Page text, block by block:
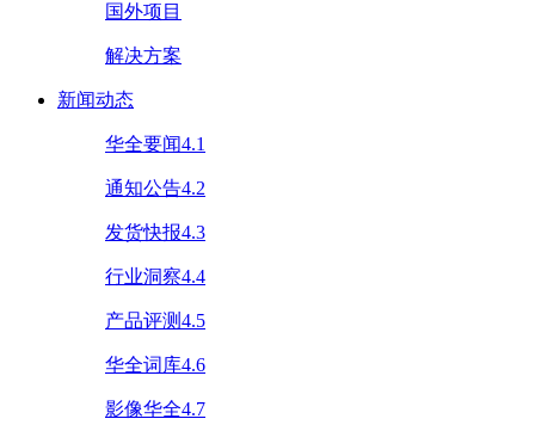
国外项目
解决方案
新闻动态
华全要闻4.1
通知公告4.2
发货快报4.3
行业洞察4.4
产品评测4.5
华全词库4.6
影像华全4.7